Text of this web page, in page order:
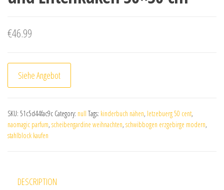
€46.99
Siehe Angebot
SKU: 51c5d44fac9c Category: null Tags: kinderbuch nähen, letzebuerg 50 cent,
naomagic parfum, scheibengardine weihnachten, schwibbogen erzgebirge modern,
stahlblock kaufen
DESCRIPTION